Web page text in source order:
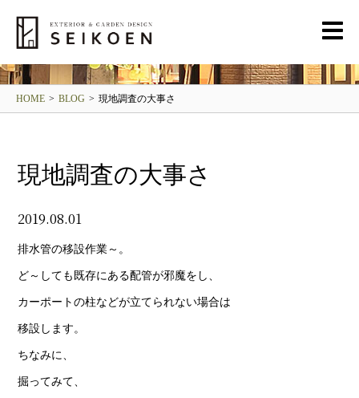
HOME > BLOG > 現地調査の大事さ
現地調査の大事さ
2019.08.01
排水管の移設作業～。
ど～しても既存にある配管が邪魔をし、
カーポートの柱などが立てられない場合は
移設します。
ちなみに、
掘ってみて、